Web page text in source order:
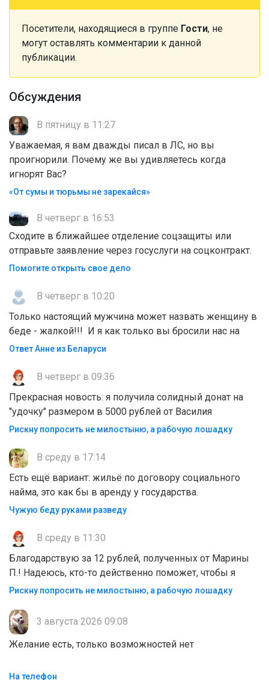
Посетители, находящиеся в группе Гости, не
могут оставлять комментарии к данной
публикации.
Обсуждения
В пятницу в 11:27
Уважаемая, я вам дважды писал в ЛС, но вы
проигнорили. Почему же вы удивляетесь когда
игнорят Вас?
«От сумы и тюрьмы не зарекайся»
В четверг в 16:53
Сходите в ближайшее отделение соцзащиты или
отправьте заявление через госуслуги на соцконтракт.
Помогите открыть свое дело
В четверг в 10:20
Только настоящий мужчина может назвать женщину в
беде - жалкой!!! И я как только вы бросили нас на
Ответ Анне из Беларуси
В четверг в 09:36
Прекрасная новость: я получила солидный донат на
"удочку" размером в 5000 рублей от Василия
Рискну попросить не милостыню, а рабочую лошадку
В среду в 17:14
Есть ещё вариант: жильё по договору социального
найма, это как бы в аренду у государства.
Чужую беду руками разведу
В среду в 11:30
Благодарствую за 12 рублей, полученных от Марины
П.! Надеюсь, кто-то действенно поможет, чтобы я
Рискну попросить не милостыню, а рабочую лошадку
3 августа 2026 09:08
Желание есть, только возможностей нет
На телефон